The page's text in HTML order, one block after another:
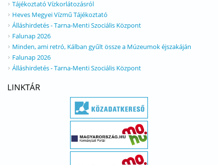
Tájékoztató Vízkorlátozásról
Heves Megyei Vízmű Tájékoztató
Álláshirdetés - Tarna-Menti Szociális Központ
Falunap 2026
Minden, ami retró, Kálban gyűlt össze a Múzeumok éjszakáján
Falunap 2026
Álláshirdetés - Tarna-Menti Szociális Központ
LINKTÁR